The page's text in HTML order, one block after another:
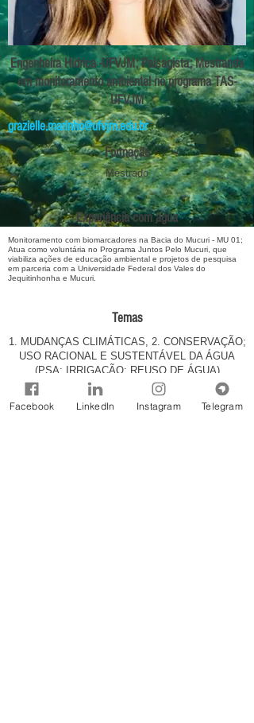
Engenheira Hídrica -UFVJM; Paisagista; Mestranda
em monitoramento ambiental no programa TAS-
UFVJM
grazielle.marinho@ufvjm.edu.br
Formação
Mestrado
Experiência com água
Monitoramento com biomarcadores na Bacia do Mucuri - MU 01;
Atua como voluntária no Programa Juntos Pelo Mucuri, que
viabiliza ações de educação ambiental e projetos de pesquisa
em parceria com a Universidade Federal dos Vales do
Jequitinhonha e Mucuri.
Temas
1. MUDANÇAS CLIMÁTICAS, 2. CONSERVAÇÃO;
USO RACIONAL E SUSTENTÁVEL DA ÁGUA
(PSA; IRRIGAÇÃO; REUSO DE ÁGUA)
Facebook LinkedIn Instagram Telegram